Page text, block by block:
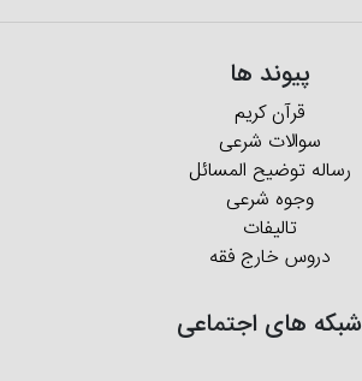
پیوند ها
قرآن کریم
سوالات شرعی
رساله توضیح المسائل
وجوه شرعی
تالیفات
دروس خارج فقه
شبکه های اجتماعی